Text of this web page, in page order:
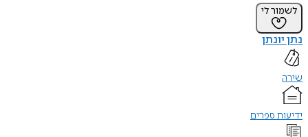
לשמור לי
נתן יונתן
שירה
ידיעות ספרים